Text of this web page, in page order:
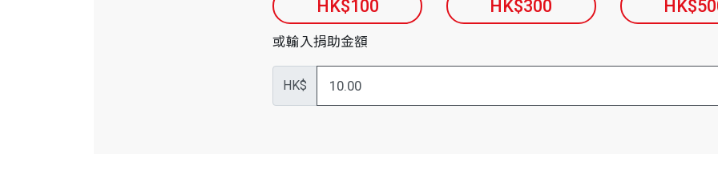
HK$100 HK$300
或輸入捐助金額
HK$